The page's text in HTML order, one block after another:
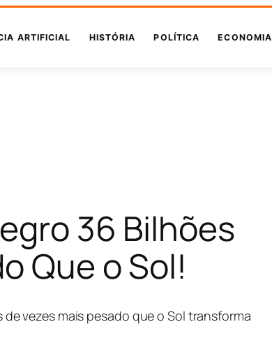
ARTIFICIAL HISTÓRIA POLÍTICA ECONOMIA
36 Bilhões
Que o Sol!
vezes mais pesado que o Sol transforma